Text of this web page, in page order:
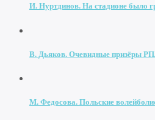
И. Нуртдинов. На стадионе было
В. Дьяков. Очевидные призёры
М. Федосова. Польские